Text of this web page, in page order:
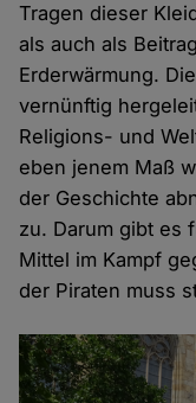
Tragen dieser
als auch als
Erderwärmung.
vernünftig
Religions- und
eben jenem Maß
der Geschichte
zu. Darum gibt es
Mittel im Kampf
der Piraten muss